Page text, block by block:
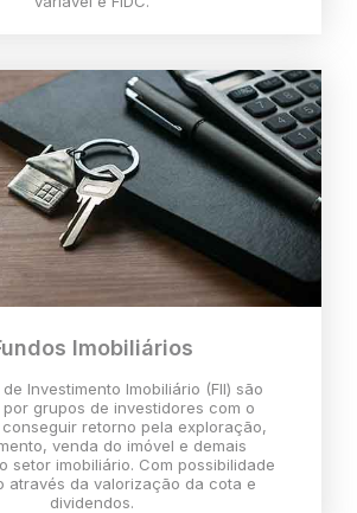
Imobiliários
Investimento Imobiliário (FII) são
grupos de investidores com o
retorno pela exploração,
venda do imóvel e demais
setor imobiliário. Com possibilidade
através da valorização da cota e
dividendos.